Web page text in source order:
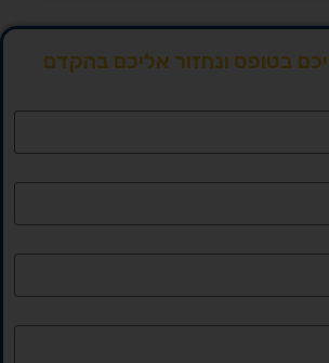
בטופס ונחזור אליכם בהקדם